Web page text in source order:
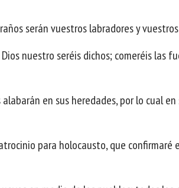
serán vuestros labradores y
nuestro seréis dichos; comeréis las
en sus heredades, por lo cual
para holocausto, que